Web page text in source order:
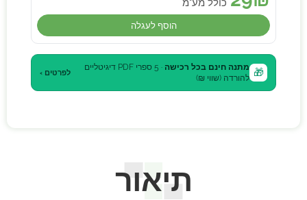
כולל מע"מ
הוסף לעגלה
🎁 מתנה חינם בכל רכישה
· 5 ספרי PDF דיגיטליים
להורדה (שווי ₪)
לפרטים ›
תיאור